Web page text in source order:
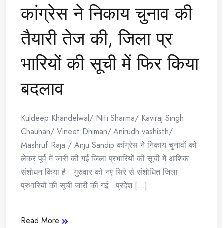
कांग्रेस ने निकाय चुनाव की
तैयारी तेज की, जिला प्र
भारियों की सूची में फिर किया
बदलाव
Kuldeep Khandelwal/ Niti Sharma/ Kaviraj Singh
Chauhan/ Vineet Dhiman/ Anirudh vashisth/
Mashruf Raja / Anju Sandip कांग्रेस ने निकाय चुनावों को
लेकर पूर्व में जारी की गई जिला प्रभारियों की सूची में आंशिक
संशोधन किया है। गुरुवार को नए सिरे से संशोधित जिला
प्रभारियों की सूची जारी की गई। प्रदेश [...]
Read More